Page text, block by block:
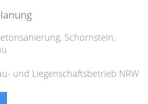
, Schornstein,
und Liegenschaftsbetrieb NRW